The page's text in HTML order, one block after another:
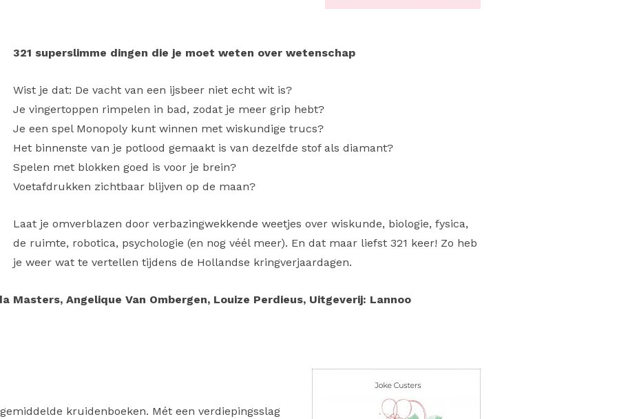
321 superslimme dingen die je moet weten over wetenschap
Wist je dat: De vacht van een ijsbeer niet echt wit is?
Je vingertoppen rimpelen in bad, zodat je meer grip hebt?
Je een spel Monopoly kunt winnen met wiskundige trucs?
Het binnenste van je potlood gemaakt is van dezelfde stof als diamant?
Spelen met blokken goed is voor je brein?
Voetafdrukken zichtbaar blijven op de maan?
Laat je omverblazen door verbazingwekkende weetjes over wiskunde, biologie, fysica,
de ruimte, robotica, psychologie (en nog véél meer). En dat maar liefst 321 keer! Zo heb
je weer wat te vertellen tijdens de Hollandse kringverjaardagen.
Masters, Angelique Van Ombergen, Louize Perdieus, Uitgeverij: Lannoo
kruidenboeken. Mét een verdiepingsslag